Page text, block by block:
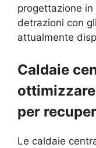
progettazione
detrazioni con
attualmente
Caldaie
per
Le caldaie